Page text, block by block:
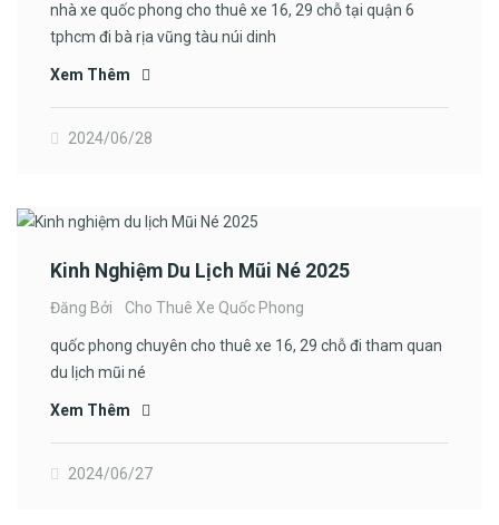
nhà xe quốc phong cho thuê xe 16, 29 chỗ tại quận 6
tphcm đi bà rịa vũng tàu núi dinh
Xem Thêm
2024/06/28
Kinh Nghiệm Du Lịch Mũi Né 2025
Đăng Bởi Cho Thuê Xe Quốc Phong
quốc phong chuyên cho thuê xe 16, 29 chỗ đi tham quan
du lịch mũi né
Xem Thêm
2024/06/27